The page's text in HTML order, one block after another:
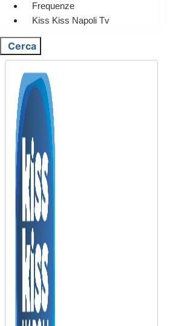
Frequenze
Kiss Kiss Napoli Tv
Cerca